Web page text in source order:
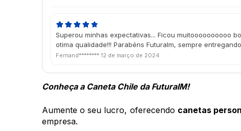
Superou minhas expectativas... Ficou muitoooooooooo
otima qualidade!!! Parabéns FuturaIm, sempre
Fernand******** 12 de março de 2024
Conheça a Caneta Chile da FuturaIM!
Aumente o seu lucro, oferecendo canetas
empresa.